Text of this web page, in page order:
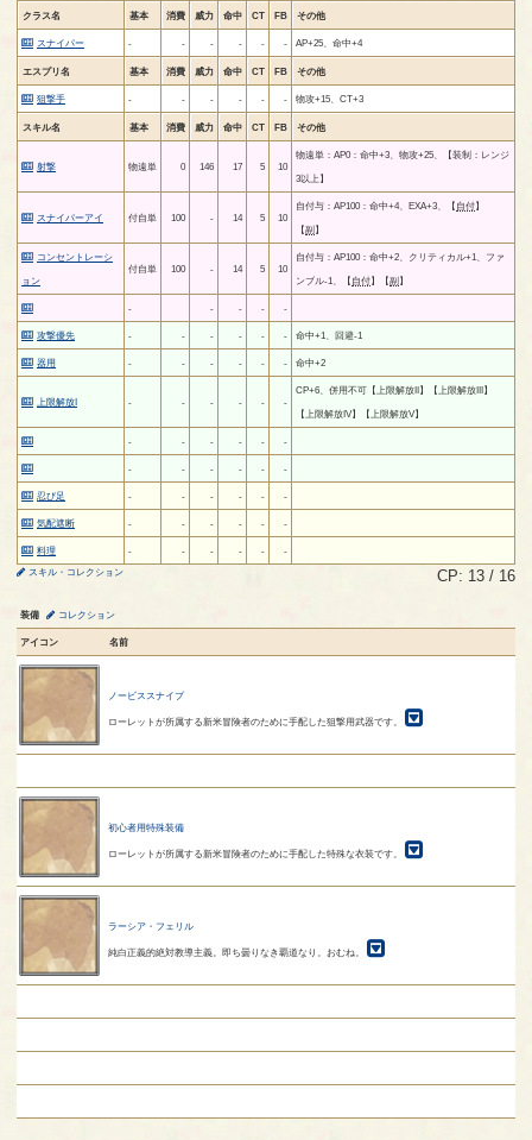
クラス名 基本 消費 威力 命中 CT FB その他
スナイパー - - - - - - AP+25、命中+4
エスプリ名 基本 消費 威力 命中 CT FB その他
狙撃手 - - - - - - 物攻+15、CT+3
スキル名 基本 消費 威力 命中 CT FB その他
射撃 物遠単 0 146 17 5 10
物遠単：AP0：命中+3、物攻+25、【装制：レンジ
3以上】
スナイパーアイ 付自単 100 - 14 5 10
自付与：AP100：命中+4、EXA+3、【 自付】
【副】
コンセントレーシ
ョン
付自単 100 - 14 5 10
自付与：AP100：命中+2、クリティカル+1、ファ
ンブル-1、【 自付】【副】
- - - - -
攻撃優先 - - - - - - 命中+1、回避-1
器用 - - - - - - 命中+2
上限解放I - - - - - -
CP+6、併用不可【上限解放II】【上限解放III】
【上限解放IV】【上限解放V】
- - - - - -
- - - - - -
忍び足 - - - - - -
気配遮断 - - - - - -
料理 - - - - -
-
スキル・コレクション
CP: 13 / 16
装備 コレクション
アイコン 名前
ノービススナイプ
ローレットが所属する新米冒険者のために手配した狙撃用武器です。
初心者用特殊装備
ローレットが所属する新米冒険者のために手配した特殊な衣装です。
ラーシア・フェリル
純白正義的絶対教導主義。即ち曇りなき覇道なり。おむね。